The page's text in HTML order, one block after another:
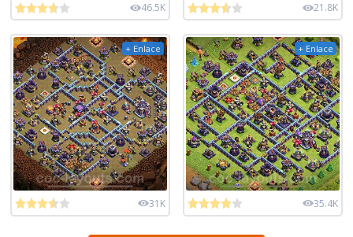
46.5K 21.8K
+ Enlace
31K
+ Enlace
35.4K